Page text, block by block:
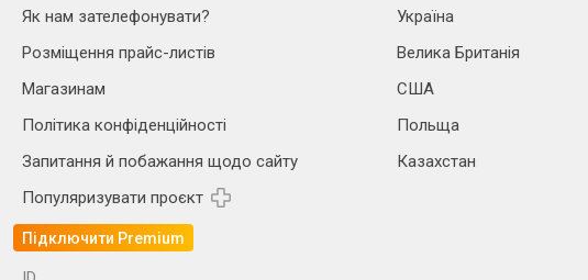
Як нам зателефонувати?
Розміщення прайс-листів
Магазинам
Політика конфіденційності
Запитання й побажання щодо сайту
Популяризувати проєкт
Підключити Premium
Україна
Велика Британія
США
Польща
Казахстан